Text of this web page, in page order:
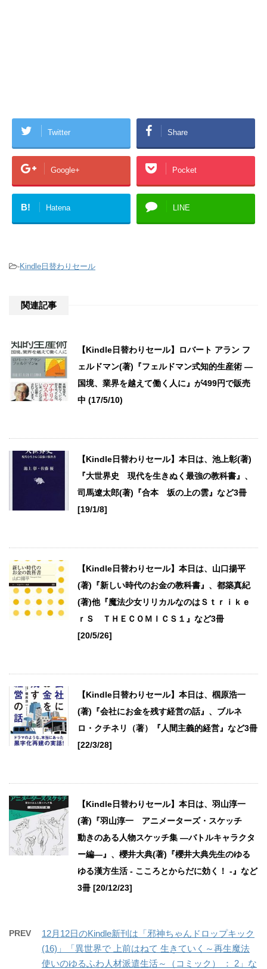
Twitter Share
Google+ Pocket
B! Hatena LINE
-Kindle日替わりセール
関連記事
【Kindle日替わりセール】ロバート アラン フ
ェルドマン(著)『フェルドマン式知的生産術 ―
国境、業界を越えて働く人に』が499円で販売
中 (17/5/10)
【Kindle日替わりセール】本日は、池上彰(著)
『大世界史 現代を生きぬく最強の教科書』、
司馬遼太郎(著)『合本 坂の上の雲』など3冊
[19/1/8]
【Kindle日替わりセール】本日は、山口揚平
(著)『新しい時代のお金の教科書』、都築真紀
(著)他『魔法少女リリカルなのはＳｔｒｉｋｅ
ｒＳ ＴＨＥＣＯＭＩＣＳ１』など3冊
[20/5/26]
【Kindle日替わりセール】本日は、椢原浩一
(著)『会社にお金を残す経営の話』、ブルネ
ロ・クチネリ（著）『人間主義的経営』など3冊
[22/3/28]
【Kindle日替わりセール】本日は、羽山淳一
(著)『羽山淳一 アニメーターズ・スケッチ
動きのある人物スケッチ集 —バトルキャラクタ
ー編—』、櫻井大典(著)『櫻井大典先生のゆる
ゆる漢方生活 - こころとからだに効く！ -』など
3冊 [20/12/23]
PREV
12月12日のKindle新刊は「邪神ちゃんドロップキック
(16)」「異世界で 上前はねて 生きていく～再生魔法
使いのゆるふわ人材派遣生活～（コミック） ： 2」な